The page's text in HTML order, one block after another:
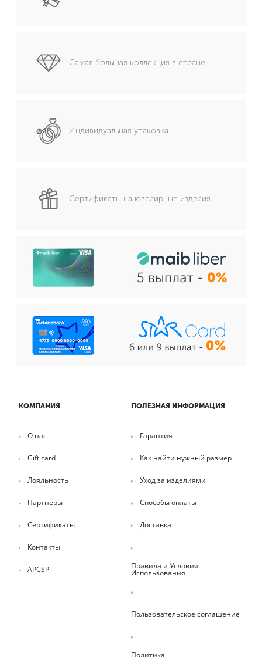
Самая большая коллекция в стране
Индивидуальная упаковка
Сертификаты на ювелирные изделия
КОМПАНИЯ
О нас
Gift card
Лояльность
Партнеры
Сертификаты
Контакты
APCSP
ПОЛЕЗНАЯ ИНФОРМАЦИЯ
Гарантия
Как найти нужный размер
Уход за изделиями
Способы оплаты
Доставка
Правила и Условия
Использования
Пользовательское соглашение
Политика